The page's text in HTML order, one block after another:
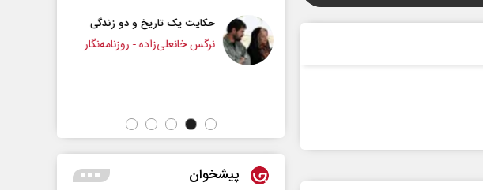
حکایت یک تاریخ و دو زندگی
نرگس خانعلی‌زاده - روزنامه‌نگار
چرایی عقب‌نشینی ترامپ؟
پیشخوان